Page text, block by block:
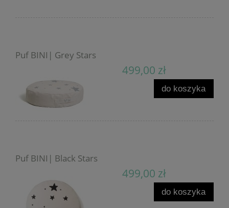
Puf BINI| Grey Stars
499,00 zł
do koszyka
Puf BINI| Black Stars
499,00 zł
do koszyka